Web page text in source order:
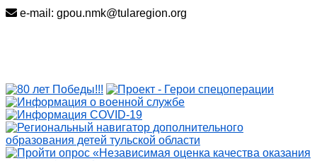
e-mail: gpou.nmk@tularegion.org